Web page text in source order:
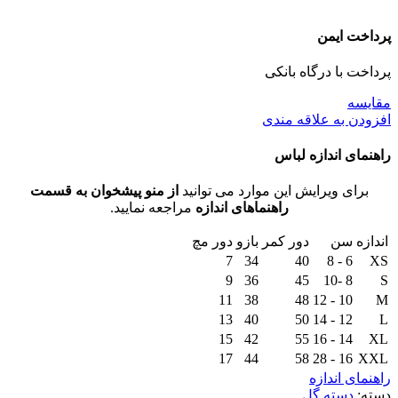
پرداخت ایمن
پرداخت با درگاه بانکی
مقايسه
افزودن به علاقه مندی
راهنمای اندازه لباس
برای ویرایش این موارد می توانید از منو پیشخوان به قسمت
راهنماهای اندازه مراجعه نمایید.
اندازه سن دور کمر بازو دور مچ
XS
6 - 8
40
34
7
S
8 -10
45
36
9
M
10 - 12
48
38
11
L
12 - 14
50
40
13
XL
14 - 16
55
42
15
XXL
16 - 28
58
44
17
راهنمای اندازه